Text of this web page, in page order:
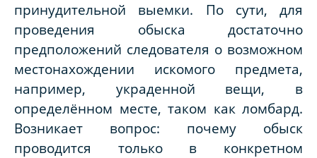
принудительной выемки. По сути, для
проведения обыска достаточно
предположений следователя о возможном
местонахождении искомого предмета,
например, украденной вещи, в
определённом месте, таком как ломбард.
Возникает вопрос: почему обыск
проводится только в конкретном